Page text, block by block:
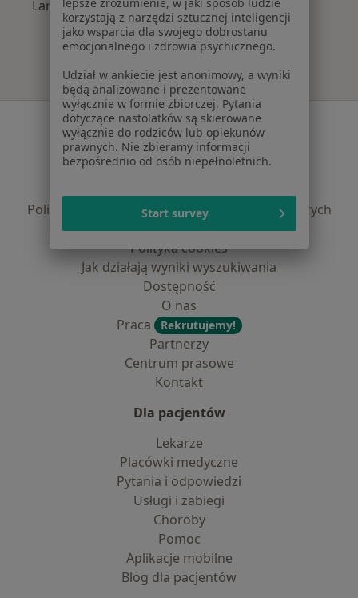
Laryngolodzy z PZU Zdrowie w Rzeszowie
Serwis
Regulamin
Polityka prywatności pacjentów
Polityka prywatności dla profesjonalistów, których
dane pozyskaliśmy samodzielnie
Polityka cookies
Jak działają wyniki wyszukiwania
Dostępność
O nas
Praca
Rekrutujemy!
Partnerzy
Centrum prasowe
Kontakt
Dla pacjentów
Lekarze
Placówki medyczne
Pytania i odpowiedzi
Usługi i zabiegi
Choroby
Pomoc
Aplikacje mobilne
Blog dla pacjentów
lepsze zrozumienie, w jaki sposób ludzie
korzystają z narzędzi sztucznej inteligencji
jako wsparcia dla swojego dobrostanu
emocjonalnego i zdrowia psychicznego.
Udział w ankiecie jest anonimowy, a wyniki
będą analizowane i prezentowane
wyłącznie w formie zbiorczej. Pytania
dotyczące nastolatków są skierowane
wyłącznie do rodziców lub opiekunów
prawnych. Nie zbieramy informacji
bezpośrednio od osób niepełnoletnich.
Start survey